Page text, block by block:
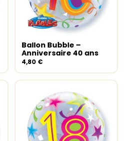
Ajouter au panier
Ballon Bubble –
Anniversaire 40 ans
4,80 €